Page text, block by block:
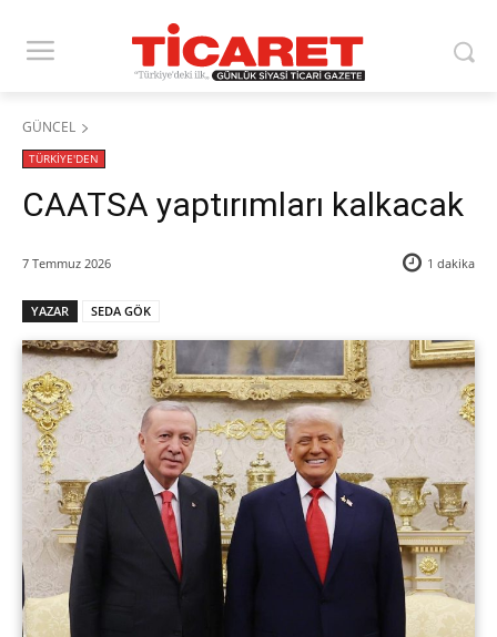
GÜNCEL
TÜRKİYE'DEN
CAATSA yaptırımları kalkacak
7 Temmuz 2026 1 dakika
YAZAR SEDA GÖK